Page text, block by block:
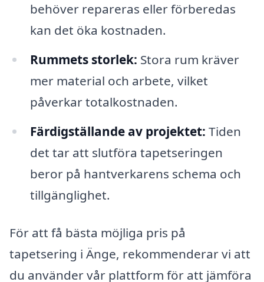
behöver repareras eller förberedas
kan det öka kostnaden.
Rummets storlek: Stora rum kräver
mer material och arbete, vilket
påverkar totalkostnaden.
Färdigställande av projektet: Tiden
det tar att slutföra tapetseringen
beror på hantverkarens schema och
tillgänglighet.
För att få bästa möjliga pris på
tapetsering i Änge, rekommenderar vi att
du använder vår plattform för att jämföra